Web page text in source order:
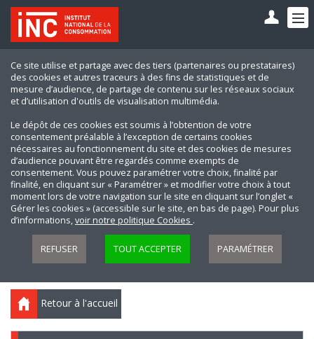
Ce site utilise et partage avec des tiers (partenaires ou prestataires)
des cookies et autres traceurs à des fins de statistiques et de
mesure d’audience, de partage de contenu sur les réseaux sociaux
et d’utilisation d'outils de visualisation multimédia.
Le dépôt de ces cookies est soumis à l’obtention de votre
consentement préalable à l’exception de certains cookies
nécessaires au fonctionnement du site et des cookies de mesures
d’audience pouvant être regardés comme exempts de
consentement. Vous pouvez paramétrer votre choix, finalité par
finalité, en cliquant sur « Paramétrer » et modifier votre choix à tout
moment lors de votre navigation sur le site en cliquant sur l’onglet «
Gérer les cookies » (accessible sur le site, en bas de page). Pour plus
d’informations,voir notre politique Cookies .
REFUSER TOUT ACCEPTER PARAMÉTRER
Retour à l'accueil